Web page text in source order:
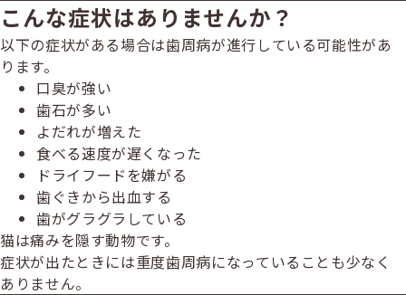
こんな症状はありませんか？
以下の症状がある場合は歯周病が進行している可能性があ
ります。
口臭が強い
歯石が多い
よだれが増えた
食べる速度が遅くなった
ドライフードを嫌がる
歯ぐきから出血する
歯がグラグラしている
猫は痛みを隠す動物です。
症状が出たときには重度歯周病になっていることも少なく
ありません。